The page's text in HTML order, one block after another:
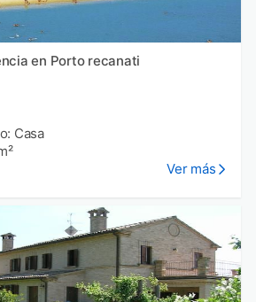
en Porto recanati
Casa
Ver más